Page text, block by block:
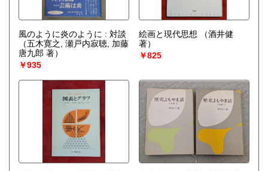
風のように炎のように : 対談
（五木寛之, 瀬戸内寂聴, 加藤
唐九郎 著）
￥935
絵画と現代思想
（酒井健
著）
￥825